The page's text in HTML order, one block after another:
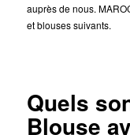
auprès de nous.
et blouses suivants.
Quels
Blouse